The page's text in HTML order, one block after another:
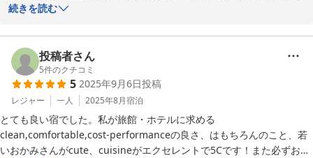
た。
これからも、みなさまに喜んでいただけるよう励んで参りたいと思
います
2025-10-26
続きを読む
投稿者さん
5件のクチコミ
5 2025年9月6日投稿
レジャー 一人 2025年8月宿泊
とても良い宿でした。私が旅館・ホテルに求める
clean,comfortable,cost-performanceの良さ、はもちろんのこと、若
いおかみさんがcute、cuisineがエクセレントで5Cです！また必ずお伺